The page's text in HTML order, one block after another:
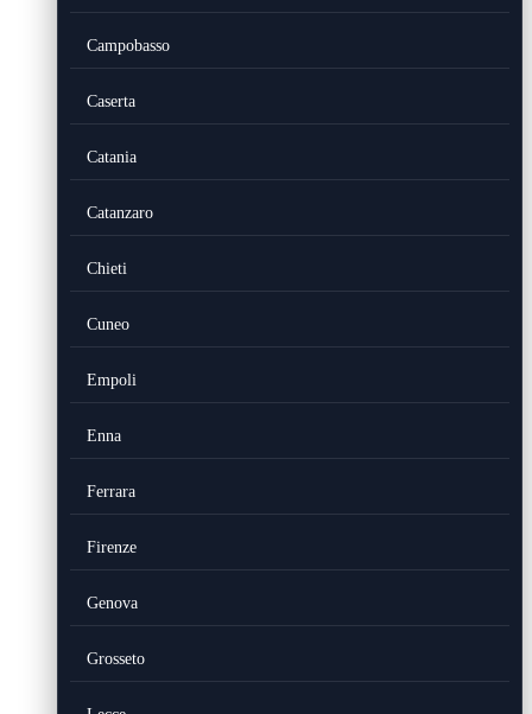
Campobasso
Caserta
Catania
Catanzaro
Chieti
Cuneo
Empoli
Enna
Ferrara
Firenze
Genova
Grosseto